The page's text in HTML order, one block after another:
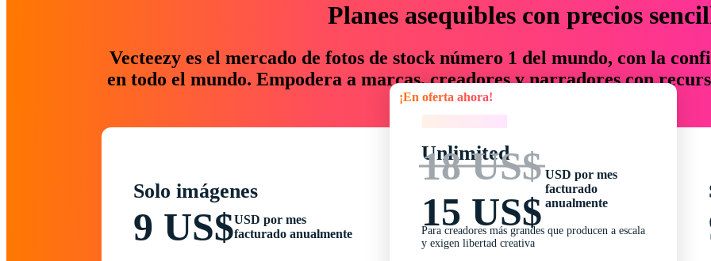
Planes asequibles con precios
Vecteezy es el mercado de fotos de stock número 1 del mundo, con la
en todo el mundo. Empodera a marcas, creadores y narradores con
un 76 % en tiempo y presupuesto.
Solo imágenes
9 US$USD por mes
facturado anualmente
¡En oferta ahora!
Unlimited
18 US$
15 US$
USD por mes
facturado
anualmente
Para creadores más grandes que producen a escala
y exigen libertad creativa